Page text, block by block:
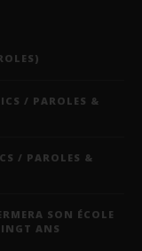
/ PAROLES &
/ PAROLES &
SON ÉCOLE
ANS